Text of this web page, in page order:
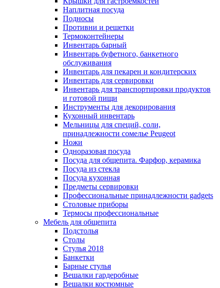
Наплитная посуда
Подносы
Противни и решетки
Термоконтейнеры
Инвентарь барный
Инвентарь буфетного, банкетного
обслуживания
Инвентарь для пекарен и кондитерских
Инвентарь для сервировки
Инвентарь для транспортировки продуктов
и готовой пищи
Инструменты для декорирования
Кухонный инвентарь
Мельницы для специй, соли,
принадлежности сомелье Peugeot
Ножи
Одноразовая посуда
Посуда для общепита. Фарфор, керамика
Посуда из стекла
Посуда кухонная
Предметы сервировки
Профессиональные принадлежности gadgets
Столовые приборы
Термосы профессиональные
Мебель для общепита
Подстолья
Столы
Стулья 2018
Банкетки
Барные стулья
Вешалки гардеробные
Вешалки костюмные